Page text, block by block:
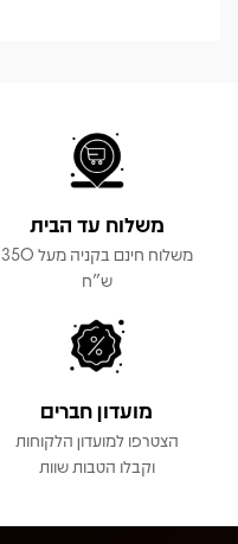
משלוח עד הבית
משלוח חינם בקניה מעל 350
ש"ח
מועדון חברים
הצטרפו למועדון הלקוחות
וקבלו הטבות שוות